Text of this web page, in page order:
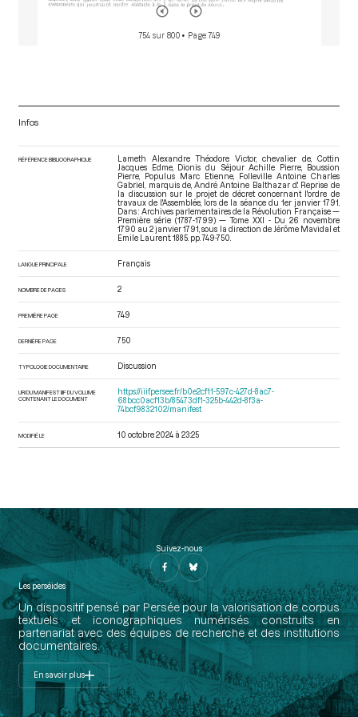
754 sur 800 • Page 749
Infos
RÉFÉRENCE BIBLIOGRAPHIQUE
Lameth Alexandre Théodore Victor, chevalier de, Cottin
Jacques Edme, Dionis du Séjour Achille Pierre, Boussion
Pierre, Populus Marc Etienne, Folleville Antoine Charles
Gabriel, marquis de, André Antoine Balthazar d'. Reprise de
la discussion sur le projet de décret concernant l'ordre de
travaux de l'Assemblée, lors de la séance du 1er janvier 1791.
Dans : Archives parlementaires de la Révolution Française —
Première série (1787-1799) — Tome XXI - Du 26 novembre
1790 au 2 janvier 1791 , sous la direction de Jérôme Mavidal et
Emile Laurent. 1885. pp. 749-750.
LANGUE PRINCIPALE Français
NOMBRE DE PAGES 2
PREMIÈRE PAGE 749
DERNIÈRE PAGE 750
TYPOLOGIE DOCUMENTAIRE Discussion
URI DU MANIFEST IIIF DU VOLUME
CONTENANT LE DOCUMENT
https://iiif.persee.fr/b0e2cf11-597c-427d-8ac7-
68bcc0acf13b/85473df1-325b-442d-8f3a-
74bcf9832102/manifest
MODIFIÉ LE 10 octobre 2024 à 23:25
Suivez-nous
Les perséides
Un dispositif pensé par Persée pour la valorisation de corpus
textuels et iconographiques numérisés construits en
partenariat avec des équipes de recherche et des institutions
documentaires.
En savoir plus